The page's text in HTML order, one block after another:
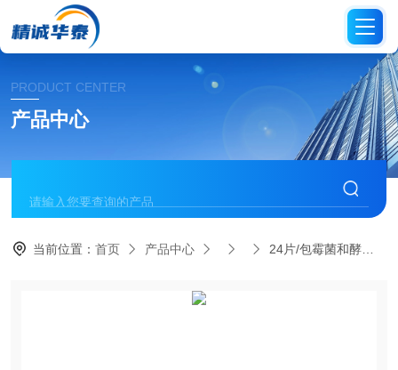
PRODUCT CENTER
产品中心
当前位置：首页 产品中心 24片/包霉菌和酵母的测试片